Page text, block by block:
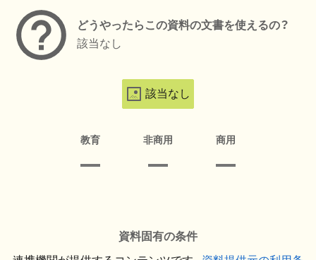
どうやったらこの資料の文書を使えるの？
該当なし
該当なし
教育 非商用 商用
資料固有の条件